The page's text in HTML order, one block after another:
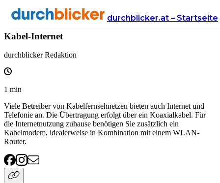
durchblicker.at – Startseite
Wissen Handy & Internet internet
Kabel-Internet
durchblicker Redaktion
1 min
Viele Betreiber von Kabelfernsehnetzen bieten auch Internet und
Telefonie an. Die Übertragung erfolgt über ein Koaxialkabel. Für
die Internetnutzung zuhause benötigen Sie zusätzlich ein
Kabelmodem, idealerweise in Kombination mit einem WLAN-
Router.